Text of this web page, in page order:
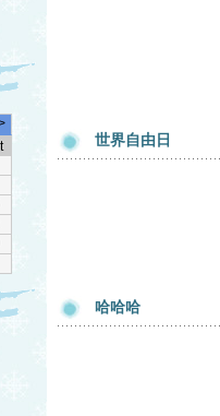
世界自由日
哈哈哈